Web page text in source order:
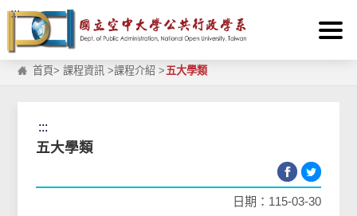
跳到主要內容區塊
:::
首頁>課程資訊 >課程介紹 >五大學類
:::
五大學類
日期：115-03-30